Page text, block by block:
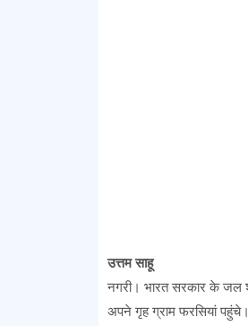
उत्तम साहू
नगरी। भारत सरकार के जल
अपने गृह ग्राम फरसियां